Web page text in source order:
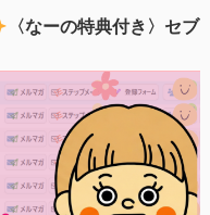
〈なーの特典付き〉セブ